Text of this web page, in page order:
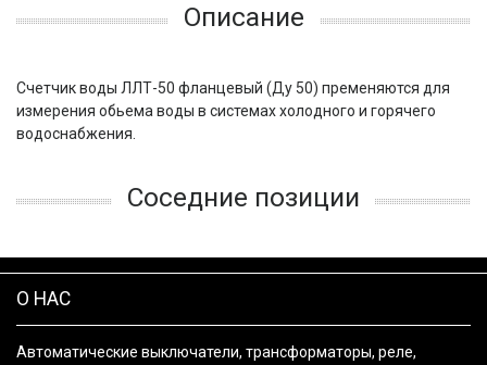
Описание
Счетчик воды ЛЛТ-50 фланцевый (Ду 50) пременяются для
измерения обьема воды в системах холодного и горячего
водоснабжения.
Соседние позиции
О НАС
Автоматические выключатели, трансформаторы, реле,